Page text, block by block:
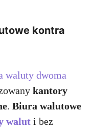
kontra
waluty dwoma
kantory
. Biura walutowe
walut i bez